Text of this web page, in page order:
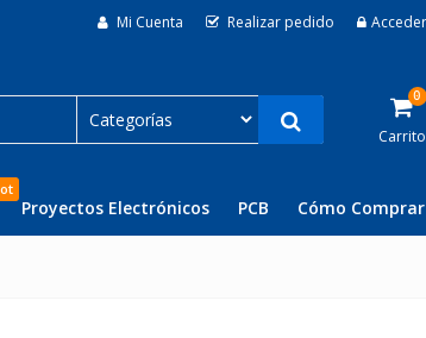
Mi Cuenta Realizar pedido
0
Carrito
Proyectos Electrónicos PCB Cómo Comprar